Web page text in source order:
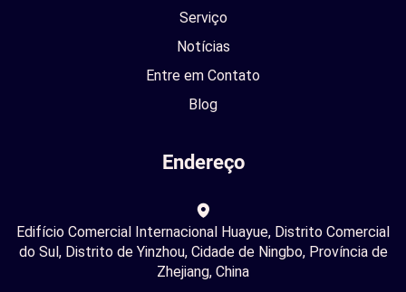
Serviço
Notícias
Entre em Contato
Blog
Endereço
Edifício Comercial Internacional Huayue, Distrito Comercial
do Sul, Distrito de Yinzhou, Cidade de Ningbo, Província de
Zhejiang, China